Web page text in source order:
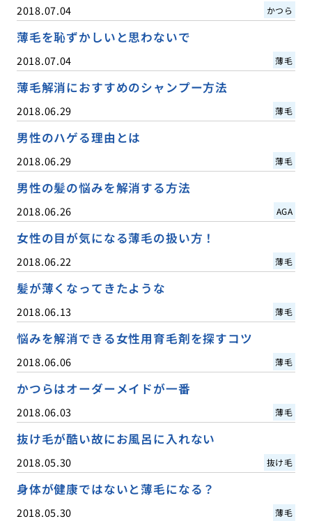
2018.07.04 かつら
薄毛を恥ずかしいと思わないで
2018.07.04 薄毛
薄毛解消におすすめのシャンプー方法
2018.06.29 薄毛
男性のハゲる理由とは
2018.06.29 薄毛
男性の髪の悩みを解消する方法
2018.06.26 AGA
女性の目が気になる薄毛の扱い方！
2018.06.22 薄毛
髪が薄くなってきたような
2018.06.13 薄毛
悩みを解消できる女性用育毛剤を探すコツ
2018.06.06 薄毛
かつらはオーダーメイドが一番
2018.06.03 薄毛
抜け毛が酷い故にお風呂に入れない
2018.05.30 抜け毛
身体が健康ではないと薄毛になる？
2018.05.30 薄毛